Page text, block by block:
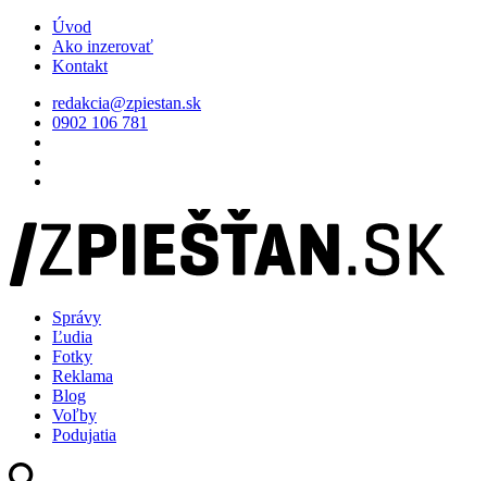
Úvod
Ako inzerovať
Kontakt
redakcia@zpiestan.sk
0902 106 781
Správy
Ľudia
Fotky
Reklama
Blog
Voľby
Podujatia